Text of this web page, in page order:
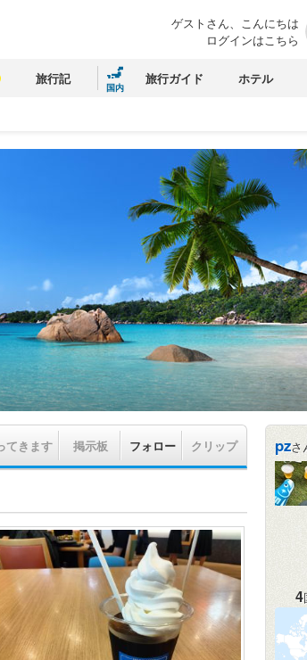
ゲストさん、こんにちは
ログインはこちら
旅行記
国内
旅行ガイド ホテル
てきます 掲示板 フォロー クリップ pzさ
4